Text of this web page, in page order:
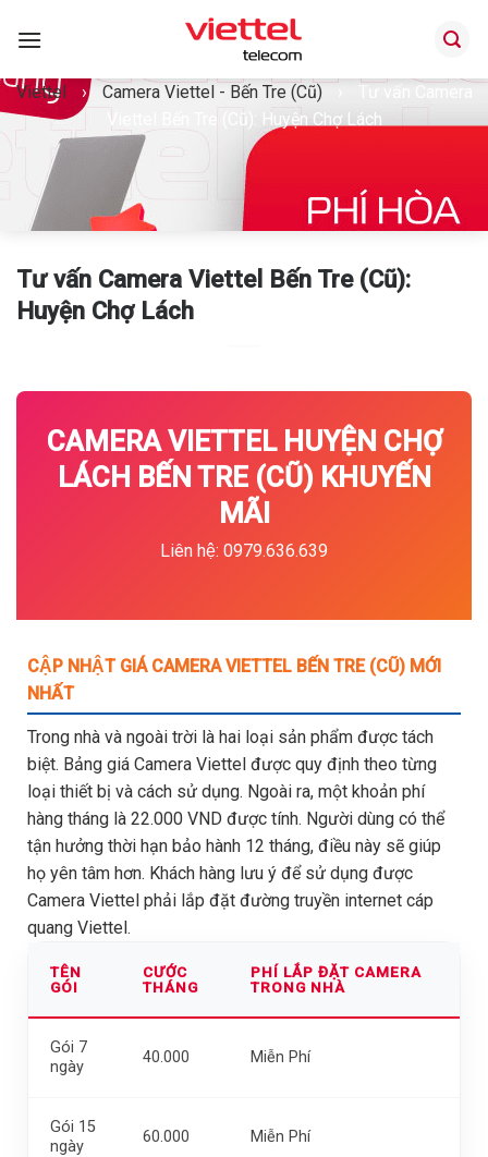
qua
dungViettel › Camera Viettel - Bến Tre (Cũ)
Viettel Bến Tre (Cũ): Huyện Chợ Lách
Tư vấn Camera Viettel Bến Tre (Cũ):
Huyện Chợ Lách
CAMERA VIETTEL HUYỆN CHỢ
LÁCH BẾN TRE (CŨ) KHUYẾN
MÃI
Liên hệ: 0979.636.639
CẬP NHẬT GIÁ CAMERA VIETTEL BẾN TRE (CŨ) MỚI
NHẤT
Trong nhà và ngoài trời là hai loại sản phẩm được tách
biệt. Bảng giá Camera Viettel được quy định theo từng
loại thiết bị và cách sử dụng. Ngoài ra, một khoản phí
hàng tháng là 22.000 VND được tính. Người dùng có thể
tận hưởng thời hạn bảo hành 12 tháng, điều này sẽ giúp
họ yên tâm hơn. Khách hàng lưu ý để sử dụng được
Camera Viettel phải lắp đặt đường truyền internet cáp
quang Viettel.
TÊN
GÓI
CƯỚC
THÁNG
PHÍ LẮP ĐẶT CAMERA
TRONG NHÀ
Gói 7
ngày
40.000 Miễn Phí
Gói 15
ngày
60.000 Miễn Phí